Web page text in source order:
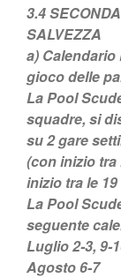
3.4
SALVEZZA
a)
gioco delle
La Pool
squadre, si
su 2 gare
(con inizio tra
inizio tra le
La Pool
seguente
Luglio 2-3, 9-
Agosto 6-7